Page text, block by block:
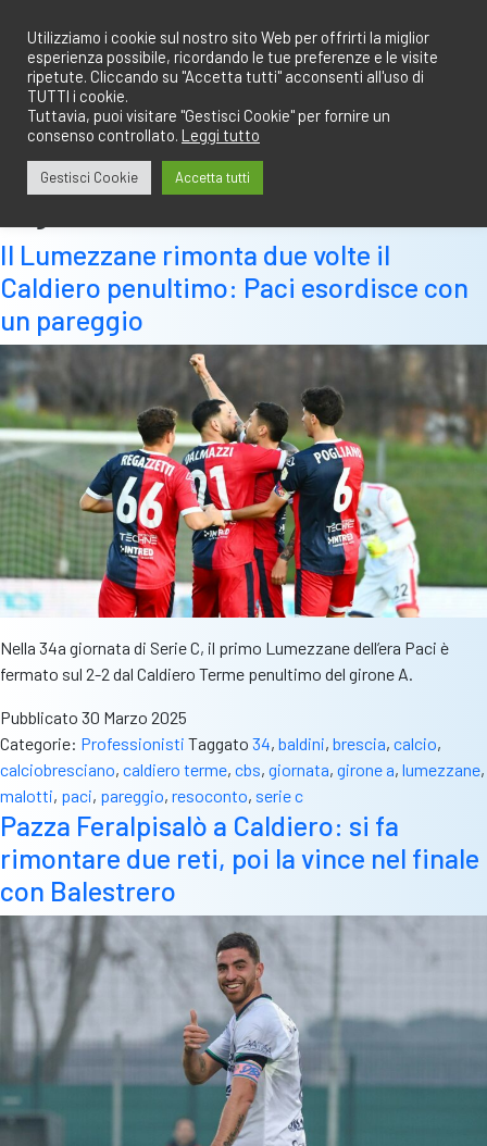
contenuto
Il Lumezzane rimonta due volte il
Caldiero penultimo: Paci esordisce con
un pareggio
Nella 34a giornata di Serie C, il primo Lumezzane dell’era Paci è
fermato sul 2-2 dal Caldiero Terme penultimo del girone A.
Pubblicato 30 Marzo 2025
Categorie: Professionisti Taggato 34, baldini, brescia, calcio,
calciobresciano, caldiero terme, cbs, giornata, girone a, lumezzane,
malotti, paci, pareggio, resoconto, serie c
Pazza Feralpisalò a Caldiero: si fa
rimontare due reti, poi la vince nel finale
con Balestrero
Utilizziamo i cookie sul nostro sito Web per offrirti la miglior
esperienza possibile, ricordando le tue preferenze e le visite
ripetute. Cliccando su "Accetta tutti" acconsenti all'uso di
TUTTI i cookie.
Tuttavia, puoi visitare "Gestisci Cookie" per fornire un
consenso controllato. Leggi tutto
Gestisci Cookie Accetta tutti